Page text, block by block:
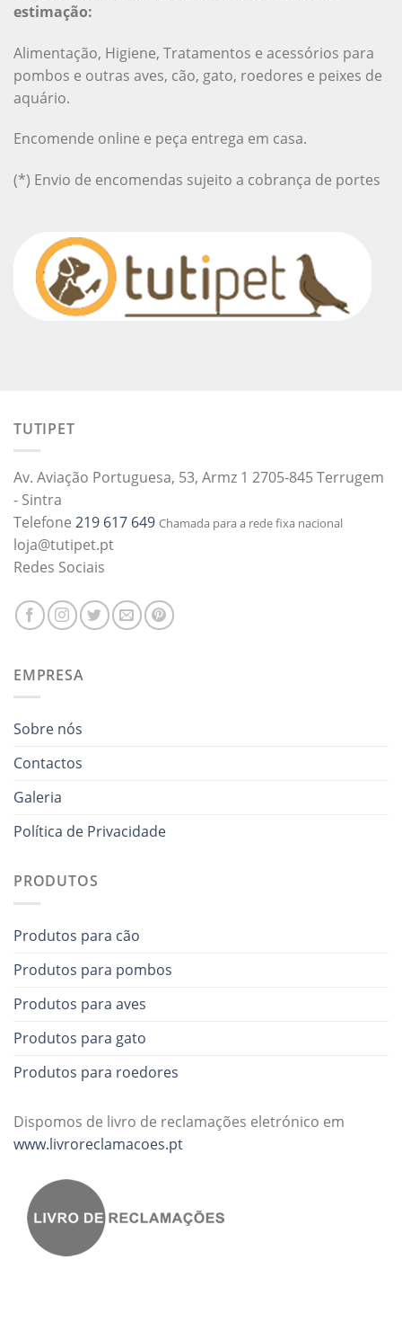
estimação:
Alimentação, Higiene, Tratamentos e acessórios para
pombos e outras aves, cão, gato, roedores e peixes de
aquário.
Encomende online e peça entrega em casa.
(*) Envio de encomendas sujeito a cobrança de portes
TUTIPET
Av. Aviação Portuguesa, 53, Armz 1 2705-845 Terrugem
- Sintra
Telefone 219 617 649 Chamada para a rede fixa nacional
loja@tutipet.pt
Redes Sociais
EMPRESA
Sobre nós
Contactos
Galeria
Política de Privacidade
PRODUTOS
Produtos para cão
Produtos para pombos
Produtos para aves
Produtos para gato
Produtos para roedores
Dispomos de livro de reclamações eletrónico em
www.livroreclamacoes.pt